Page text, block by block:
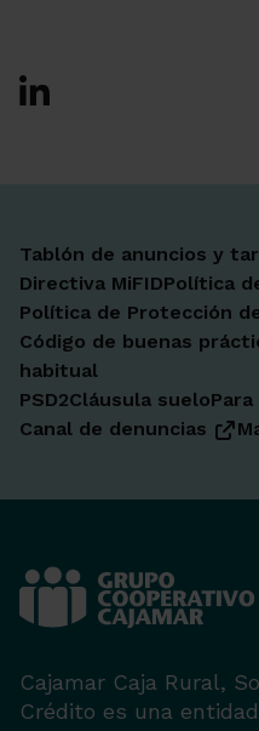
Ir a Facebook
Ir a X-twitter
Ir a Instagram
Ir a Linkedin
Ir a Youtube
Ir a Blogger
Ir a Vimeo
Tablón de anuncios y
Directiva MiFIDPolítica
Política de Protección
Código de buenas
habitual
PSD2Cláusula suelo
Canal de denuncias
Cajamar Caja Rural,
Crédito es una